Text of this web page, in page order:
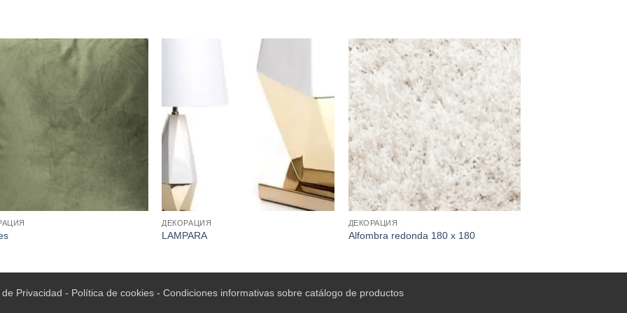
ДЕКОРАЦИЯ
LAMPARA
ДЕКОРАЦИЯ
Alfombra redonda 180 x 180
Privacidad - Política de cookies- Condiciones informativas sobre catálogo de productos